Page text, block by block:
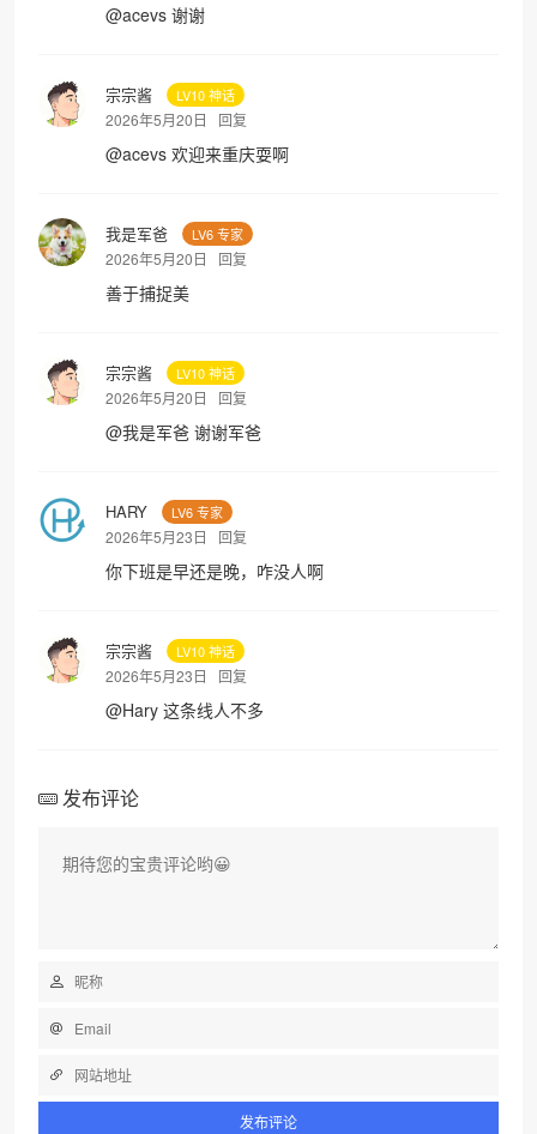
@acevs 谢谢
宗宗酱 LV10 神话
2026年5月20日 回复
@acevs 欢迎来重庆耍啊
我是军爸 LV6 专家
2026年5月20日 回复
善于捕捉美
宗宗酱 LV10 神话
2026年5月20日 回复
@我是军爸 谢谢军爸
HARY LV6 专家
2026年5月23日 回复
你下班是早还是晚，咋没人啊
宗宗酱 LV10 神话
2026年5月23日 回复
@Hary 这条线人不多
发布评论